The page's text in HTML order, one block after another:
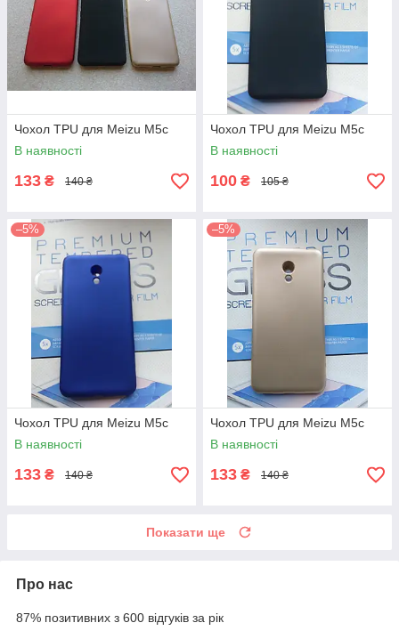
Чохол TPU для Meizu M5c
В наявності
133 ₴ 140 ₴
Чохол TPU для Meizu M5c
В наявності
100 ₴ 105 ₴
–5%
Чохол TPU для Meizu M5c
В наявності
133 ₴ 140 ₴
–5%
Чохол TPU для Meizu M5c
В наявності
133 ₴ 140 ₴
Показати ще
Про нас
87% позитивних з 600 відгуків за рік